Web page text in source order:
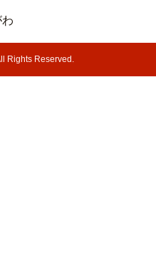
わ
Rights Reserved.